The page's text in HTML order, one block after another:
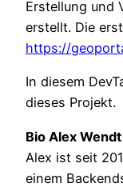
Erstellung und
erstellt. Die
https://
In diesem
dieses Projekt.
Bio Alex Wendt
Alex ist seit
einem